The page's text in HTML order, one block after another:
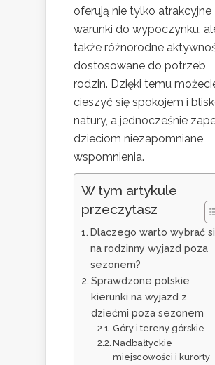
oferują nie tylko atrakcyjne
warunki do wypoczynku,
także różnorodne
dostosowane do potrzeb
rodzin. Dzięki temu
cieszyć się spokojem i
natury, a jednocześnie
dzieciom niezapomniane
wspomnienia.
W tym artykule
przeczytasz
Dlaczego warto wybrać
na rodzinny wyjazd poza
sezonem?
Sprawdzone polskie
kierunki na wyjazd z
dziećmi poza sezonem
Góry i tereny górskie
Nadbałtyckie
miejscowości i kurorty